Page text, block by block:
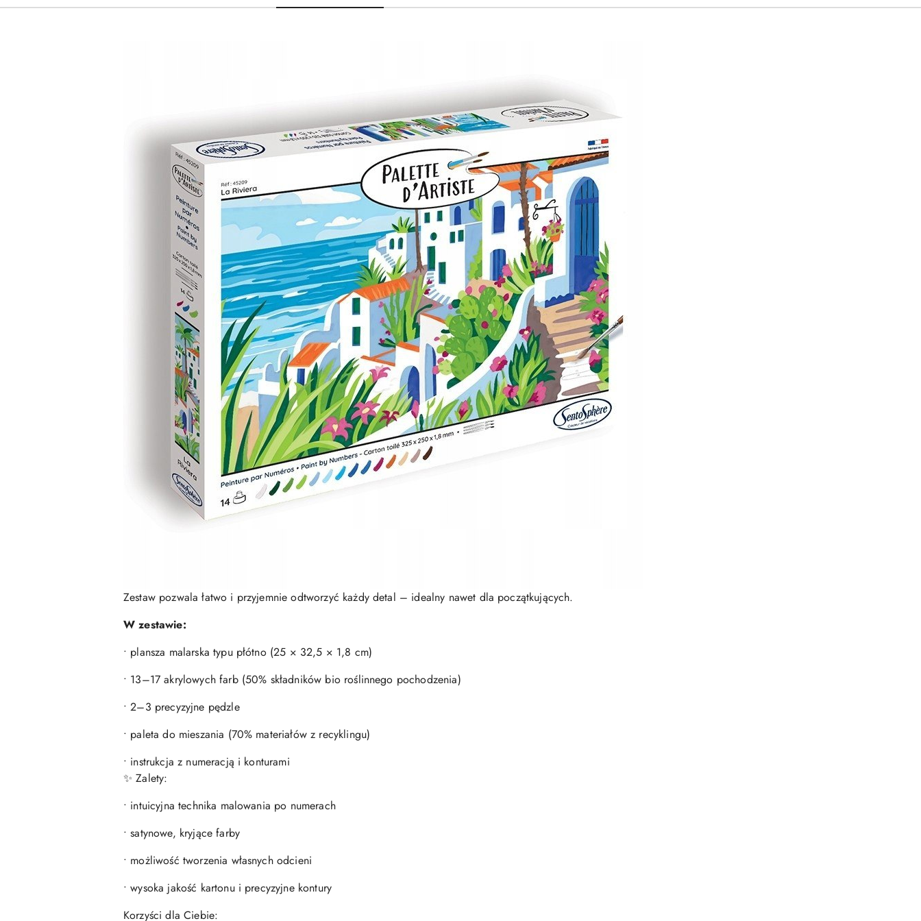
Zestaw pozwala łatwo i przyjemnie odtworzyć każdy detal – idealny nawet dla początkujących.
W zestawie:
• plansza malarska typu płótno (25 × 32,5 × 1,8 cm)
• 13–17 akrylowych farb (50% składników bio roślinnego pochodzenia)
• 2–3 precyzyjne pędzle
• paleta do mieszania (70% materiałów z recyklingu)
• instrukcja z numeracją i konturami
✨ Zalety:
• intuicyjna technika malowania po numerach
• satynowe, kryjące farby
• możliwość tworzenia własnych odcieni
• wysoka jakość kartonu i precyzyjne kontury
Korzyści dla Ciebie: